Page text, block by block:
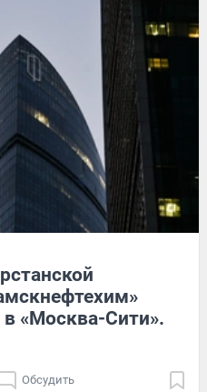
«Москва-Сити».
Обсудить